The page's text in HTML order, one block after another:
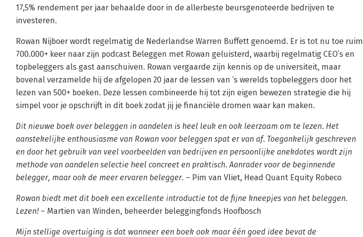
17,5% rendement per jaar behaalde door in de allerbeste beursgenoteerde bedrijven te
investeren.
Rowan Nijboer wordt regelmatig de Nederlandse Warren Buffett genoemd. Er is tot nu toe ruim
700.000+ keer naar zijn podcast Beleggen met Rowan geluisterd, waarbij regelmatig CEO’s en
topbeleggers als gast aanschuiven. Rowan vergaarde zijn kennis op de universiteit, maar
bovenal verzamelde hij de afgelopen 20 jaar de lessen van ‘s werelds topbeleggers door het
lezen van 500+ boeken. Deze lessen combineerde hij tot zijn eigen bewezen strategie die hij
simpel voor je opschrijft in dit boek zodat jij je financiële dromen waar kan maken.
Dit nieuwe boek over beleggen in aandelen is heel leuk en ook leerzaam om te lezen. Het
aanstekelijke enthousiasme van Rowan voor beleggen spat er van af. Toegankelijk geschreven
en door het gebruik van veel voorbeelden van bedrijven en persoonlijke anekdotes wordt zijn
methode van aandelen selectie heel concreet en praktisch. Aanrader voor de beginnende
belegger, maar ook de meer ervaren belegger. – Pim van Vliet, Head Quant Equity Robeco
Rowan biedt met dit boek een excellente introductie tot de fijne kneepjes van het beleggen.
Lezen! – Martien van Winden, beheerder beleggingfonds Hoofbosch
Mijn stellige overtuiging is dat wanneer een boek ook maar één goed idee bevat de